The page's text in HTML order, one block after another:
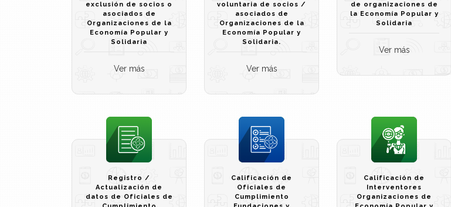
exclusión de socios o
asociados de
Organizaciones de la
Economía Popular y
Solidaria
Ver más
voluntaria de socios /
asociados de
Organizaciones de la
Economía Popular y
Solidaria.
Ver más
de organizaciones de
la Economía Popular y
Solidaria
Ver más
Registro /
Actualización de
datos de Oficiales de
Calificación de
Oficiales de
Cumplimiento
Calificación de
Interventores
Organizaciones de